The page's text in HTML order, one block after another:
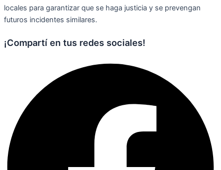
locales para garantizar que se haga justicia y se prevengan
futuros incidentes similares.
¡Compartí en tus redes sociales!